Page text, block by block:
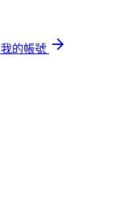
我的帳號